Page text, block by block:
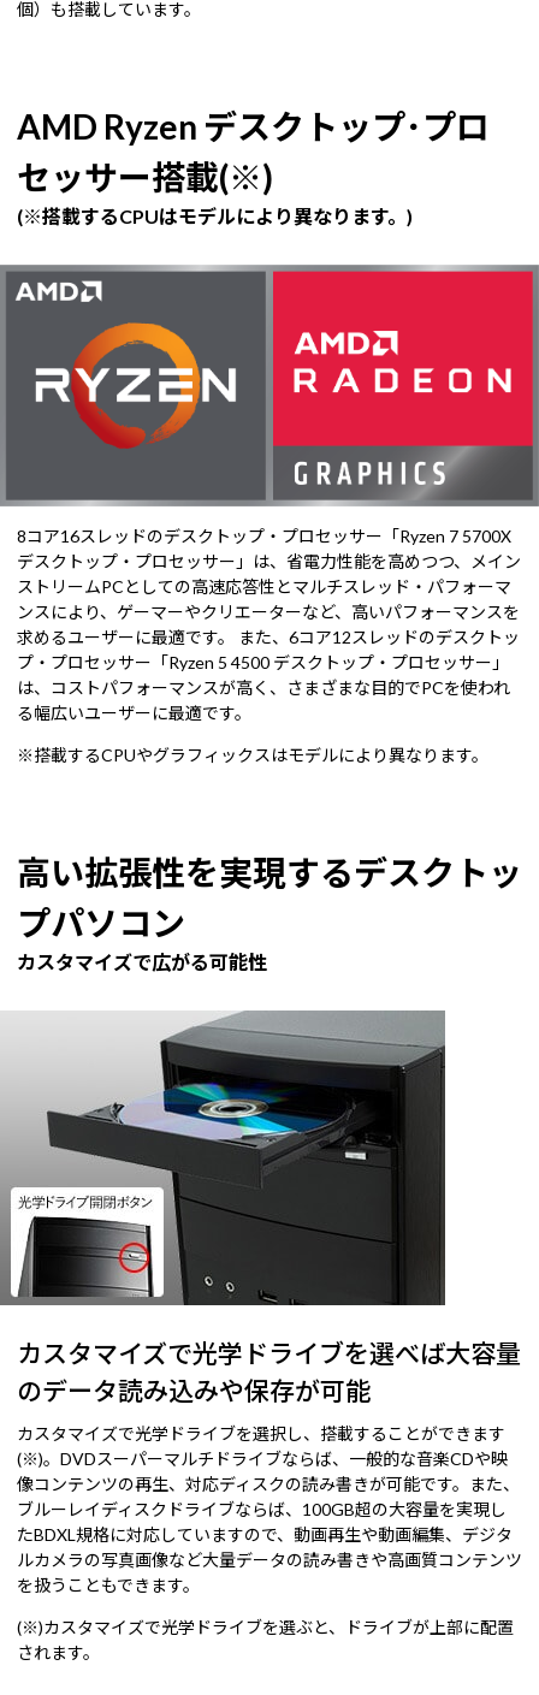
個）も搭載しています。
AMD Ryzen デスクトップ･プロ
セッサー搭載(※)
(※搭載するCPUはモデルにより異なります。)
8コア16スレッドのデスクトップ・プロセッサー「Ryzen 7 5700X
デスクトップ・プロセッサー」は、省電力性能を高めつつ、メイン
ストリームPCとしての高速応答性とマルチスレッド・パフォーマ
ンスにより、ゲーマーやクリエーターなど、高いパフォーマンスを
求めるユーザーに最適です。 また、6コア12スレッドのデスクトッ
プ・プロセッサー「Ryzen 5 4500 デスクトップ・プロセッサー」
は、コストパフォーマンスが高く、さまざまな目的でPCを使われ
る幅広いユーザーに最適です。
※搭載するCPUやグラフィックスはモデルにより異なります。
高い拡張性を実現するデスクトッ
プパソコン
カスタマイズで広がる可能性
カスタマイズで光学ドライブを選べば大容量
のデータ読み込みや保存が可能
カスタマイズで光学ドライブを選択し、搭載することができます
(※)。DVDスーパーマルチドライブならば、一般的な音楽CDや映
像コンテンツの再生、対応ディスクの読み書きが可能です。また、
ブルーレイディスクドライブならば、100GB超の大容量を実現し
たBDXL規格に対応していますので、動画再生や動画編集、デジタ
ルカメラの写真画像など大量データの読み書きや高画質コンテンツ
を扱うこともできます。
(※)カスタマイズで光学ドライブを選ぶと、ドライブが上部に配置
されます。